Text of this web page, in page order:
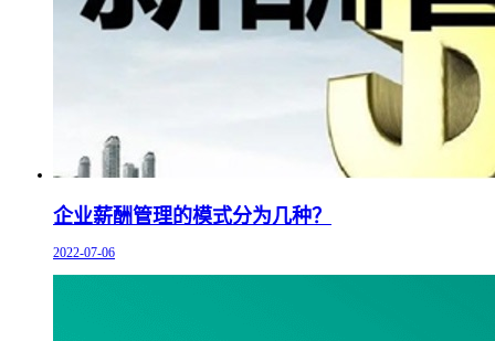
企业薪酬管理的模式分为几种？
2022-07-06